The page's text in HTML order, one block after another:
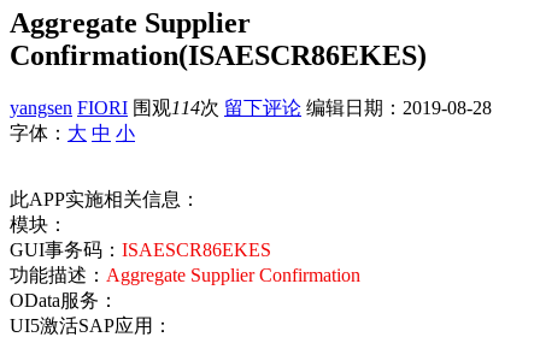
Aggregate Supplier
Confirmation(ISAESCR86EKES)
yangsen FIORI 围观114次 留下评论 编辑日期： 2019-08-28
字体： 大 中 小
此APP实施相关信息：
模块：
GUI事务码： ISAESCR86EKES
功能描述： Aggregate Supplier Confirmation
OData服务：
UI5激活SAP应用：